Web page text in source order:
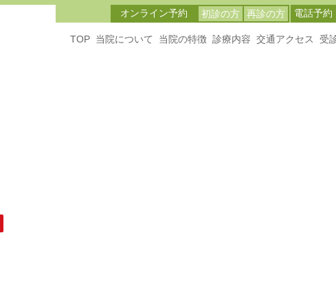
オンライン予約 初診の方 再診の方 電話予約
TOP 当院について 当院の特徴 診療内容 交通アクセス 受